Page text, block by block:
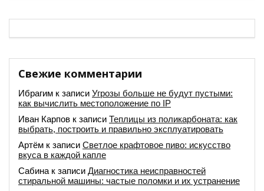
Свежие комментарии
Ибрагим к записи Угрозы больше не будут пустыми:
как вычислить местоположение по IP
Иван Карпов к записи Теплицы из поликарбоната: как
выбрать, построить и правильно эксплуатировать
Артём к записи Светлое крафтовое пиво: искусство
вкуса в каждой капле
Сабинак записи Диагностика неисправностей
стиральной машины: частые поломки и их устранение